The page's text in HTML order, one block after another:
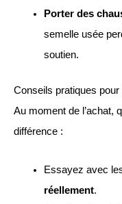
Porter des
semelle usée
soutien.
Conseils pratiques
Au moment de l’achat,
différence :
Essayez avec
réellement.